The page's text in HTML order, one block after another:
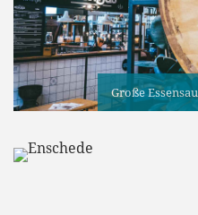
Große